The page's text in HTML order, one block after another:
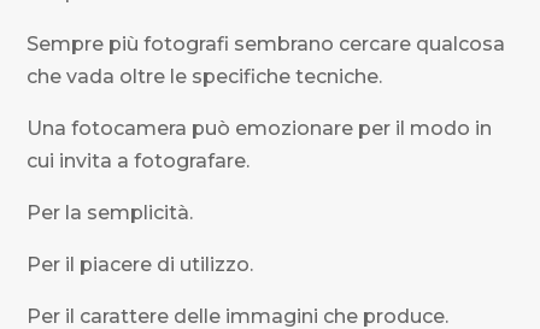
Sempre più fotografi sembrano cercare qualcosa
che vada oltre le specifiche tecniche.
Una fotocamera può emozionare per il modo in
cui invita a fotografare.
Per la semplicità.
Per il piacere di utilizzo.
Per il carattere delle immagini che produce.